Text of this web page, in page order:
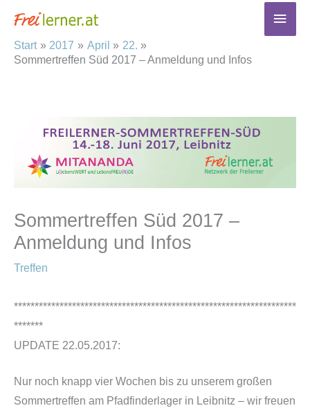
Inhalt
springen
Start 2017 April
22.
Sommertreffen Süd 2017 – Anmeldung und Infos
Sommertreffen Süd 2017 –
Anmeldung und Infos
Treffen
********************************************************************
*******
UPDATE 22.05.2017:
Nur noch knapp vier Wochen bis zu unserem großen
Sommertreffen am Pfadfinderlager in Leibnitz – wir freuen